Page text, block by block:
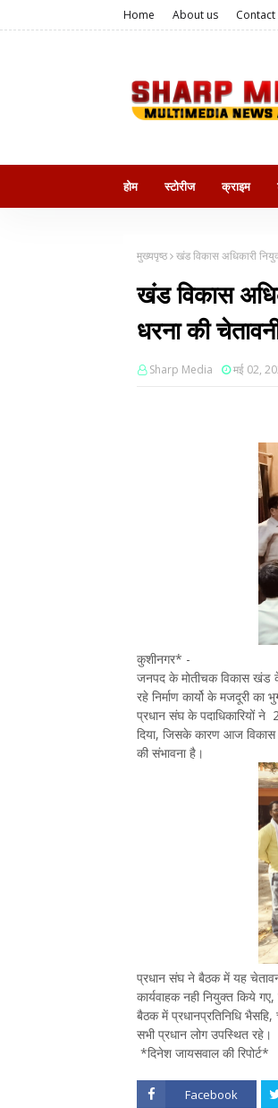
Home About us Contact
होम स्टोरीज क्राइम
मुख्यपृष्ठ खंड विकास अधिकारी
खंड विकास
धरना की
Sharp Media मई 02,
कुशीनगर* -
जनपद के मोतीचक विकास खंड
रहे निर्माण कार्यो के मजदूरी का
प्रधान संघ के पदाधिकारियों ने
दिया, जिसके कारण आज
की संभावना है।
प्रधान संघ ने बैठक में यह
कार्यवाहक नही नियुक्त किये
बैठक में प्रधानप्रतिनिधि
सभी प्रधान लोग उपस्थित रहे।
*दिनेश जायसवाल की रिपोर्ट*
Facebook